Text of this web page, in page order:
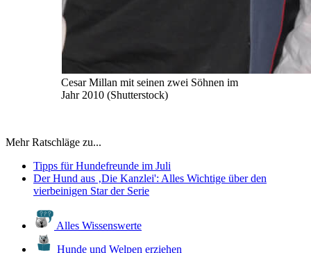
Cesar Millan mit seinen zwei Söhnen im
Jahr 2010 (Shutterstock)
Mehr Ratschläge zu...
Tipps für Hundefreunde im Juli
Der Hund aus ‚Die Kanzlei': Alles Wichtige über den
vierbeinigen Star der Serie
Alles Wissenswerte
Hunde und Welpen erziehen